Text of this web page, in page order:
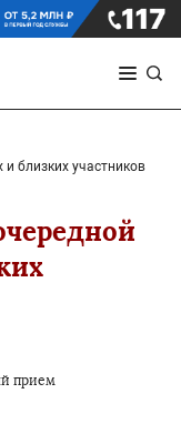
близких участников
прием